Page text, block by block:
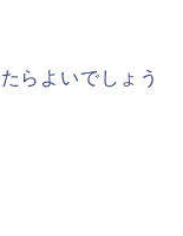
らよいでしょう